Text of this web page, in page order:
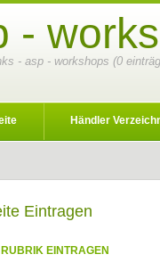
-
- asp - workshops (0
Händler
Eintragen
RUBRIK EINTRAGEN